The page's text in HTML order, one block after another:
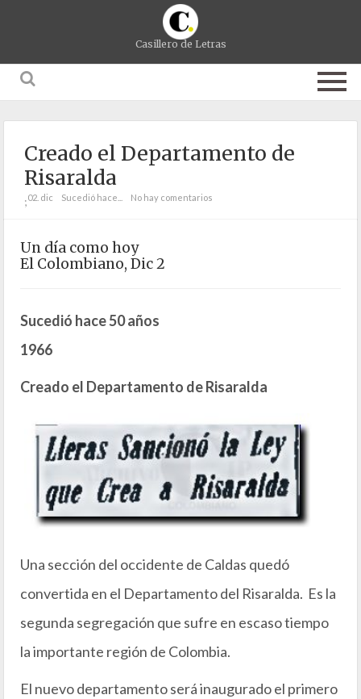
Casillero de Letras
Creado el Departamento de
Risaralda
;02. dic Sucedió hace... No hay comentarios
Un día como hoy
El Colombiano, Dic 2
Sucedió hace 50 años
1966
Creado el Departamento de Risaralda
Una sección del occidente de Caldas quedó
convertida en el Departamento del Risaralda. Es la
segunda segregación que sufre en escaso tiempo
la importante región de Colombia.
El nuevo departamento será inaugurado el primero